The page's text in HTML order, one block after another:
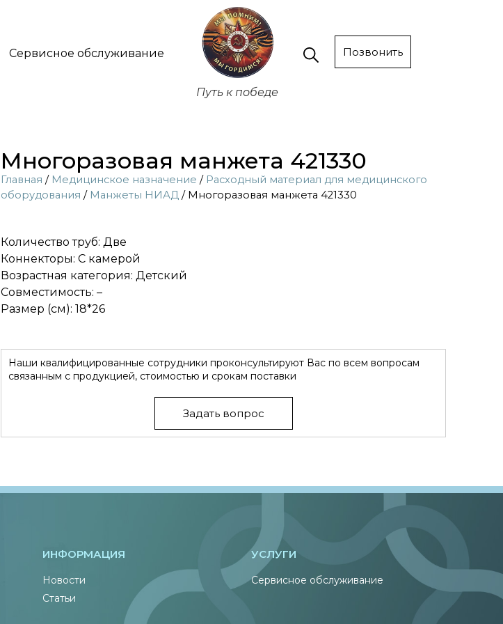
Сервисное обслуживание
Путь к победе
Позвонить
Многоразовая манжета 421330
Главная / Медицинское назначение / Расходный материал для медицинского
оборудования / Манжеты НИАД / Многоразовая манжета 421330
Количество труб: Две
Коннекторы: С камерой
Возрастная категория: Детский
Совместимость: –
Размер (см): 18*26
Наши квалифицированные сотрудники проконсультируют Вас по всем вопросам
связанным с продукцией, стоимостью и срокам поставки
Задать вопрос
ИНФОРМАЦИЯ
Новости
Статьи
УСЛУГИ
Сервисное обслуживание